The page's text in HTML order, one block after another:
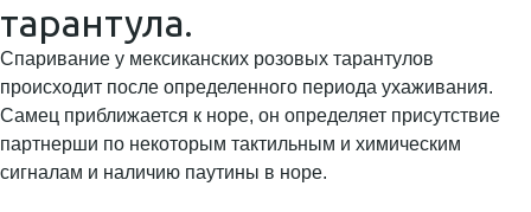
тарантула.
Спаривание у мексиканских розовых тарантулов
происходит после определенного периода ухаживания.
Самец приближается к норе, он определяет присутствие
партнерши по некоторым тактильным и химическим
сигналам и наличию паутины в норе.